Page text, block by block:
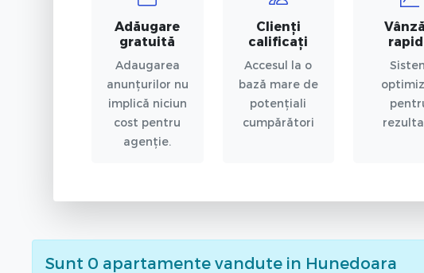
Adăugare
gratuită
Adaugarea
anunțurilor nu
implică niciun
cost pentru
agenție.
Clienți
calificați
Accesul la o
bază mare de
potențiali
cumpărători
Sunt 0 apartamente vandute in Hunedoara